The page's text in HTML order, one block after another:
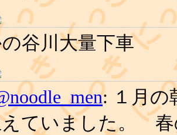
谷川大量下車
: １月の
えていました。